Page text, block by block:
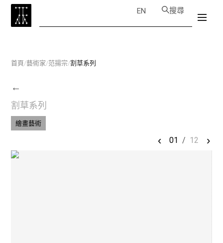
EN 搜尋
首頁/藝術家/范揚宗/割草系列
←
割草系列
繪畫藝術
‹ 01 / 12 ›